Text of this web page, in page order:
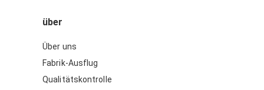
über
Über uns
Fabrik-Ausflug
Qualitätskontrolle